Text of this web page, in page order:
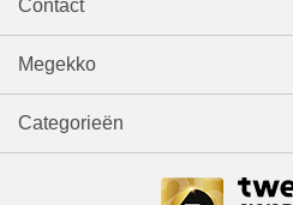
Contact
Megekko
Categorieën